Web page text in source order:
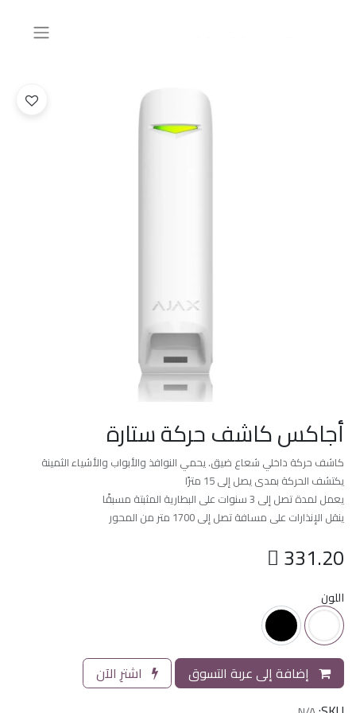
أجاكس كاشف حركة ستارة
كاشف حركة داخلي شعاع ضيق. يحمي النوافذ والأبواب والأشياء الثمينة
يكتشف الحركة بمدى يصل إلى 15 مترًا
يعمل لمدة تصل إلى 3 سنوات على البطارية المثبتة مسبقًا
ينقل الإنذارات على مسافة تصل إلى 1700 متر من المحور
331.20
اللون
إضافة إلى عربة التسوق
اشترِ الآن